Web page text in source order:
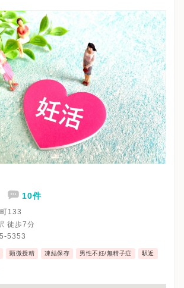
リニックHPを確認、または直接お問い合わせ
10件
133
徒歩7分
5353
顕微授精 凍結保存 男性不妊/無精子症 駅近